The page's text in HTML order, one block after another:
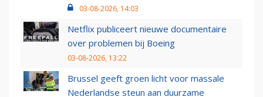
03-08-2026, 14:03
Netflix publiceert nieuwe documentaire
over problemen bij Boeing
03-08-2026, 13:22
Brussel geeft groen licht voor massale
Nederlandse steun aan duurzame